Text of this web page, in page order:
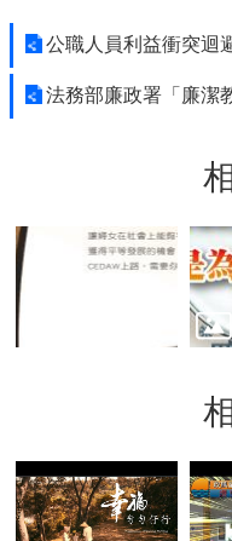
公職人員利益衝突迴
法務部廉政署「廉潔